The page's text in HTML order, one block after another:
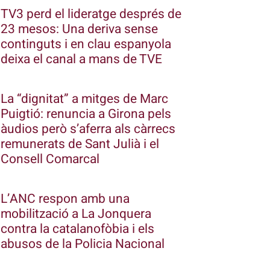
TV3 perd el lideratge després de
23 mesos: Una deriva sense
continguts i en clau espanyola
deixa el canal a mans de TVE
La “dignitat” a mitges de Marc
Puigtió: renuncia a Girona pels
àudios però s’aferra als càrrecs
remunerats de Sant Julià i el
Consell Comarcal
L’ANC respon amb una
mobilització a La Jonquera
contra la catalanofòbia i els
abusos de la Policia Nacional